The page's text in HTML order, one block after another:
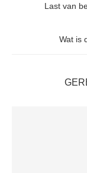
Last van
Wat is